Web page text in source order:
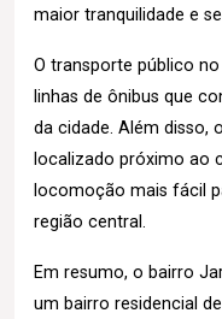
maior tranquilidade e
O transporte público
linhas de ônibus que
da cidade. Além disso,
localizado próximo ao
locomoção mais fácil
região central.
Em resumo, o bairro
um bairro residencial